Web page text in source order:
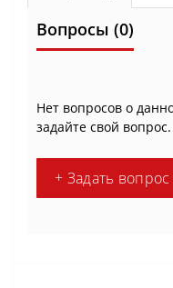
Вопросы (0)
Нет вопросов о
задайте свой вопрос.
+ Задать вопрос